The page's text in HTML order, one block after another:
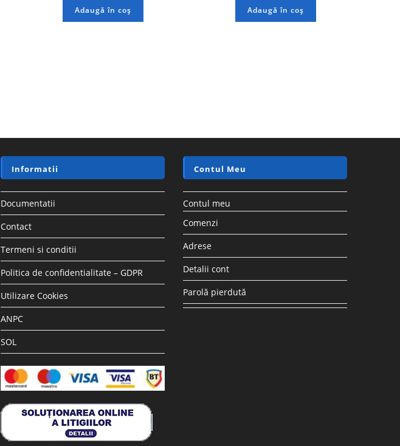
Adaugă în coș Adaugă în coș
Informatii
Documentatii
Contact
Termeni si conditii
Politica de confidentialitate – GDPR
Utilizare Cookies
ANPC
SOL
Contul Meu
Contul meu
Comenzi
Adrese
Detalii cont
Parolă pierdută